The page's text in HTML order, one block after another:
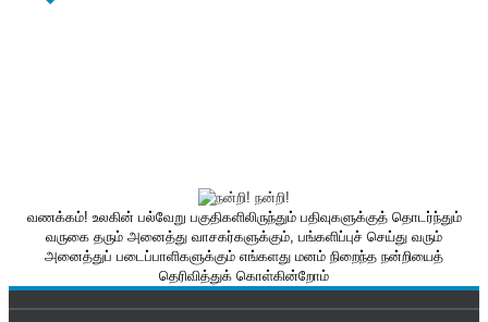
வணக்கம்! உலகின் பல்வேறு பகுதிகளிலிருந்தும் பதிவுகளுக்குத் தொடர்ந்தும்
வருகை தரும் அனைத்து வாசகர்களுக்கும், பங்களிப்புச் செய்து வரும்
அனைத்துப் படைப்பாளிகளுக்கும் எங்களது மனம் நிறைந்த நன்றியைத்
தெரிவித்துக் கொள்கின்றோம்